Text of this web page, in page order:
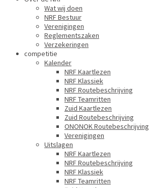
Wat wij doen
NRF Bestuur
Verenigingen
Reglementszaken
Verzekeringen
competitie
Kalender
NRF Kaartlezen
NRF Klassiek
NRF Routebeschrijving
NRF Teamritten
Zuid Kaartlezen
Zuid Routebeschrijving
ONONOK Routebeschrijving
Verenigingen
Uitslagen
NRF Kaartlezen
NRF Routebeschrijving
NRF Klassiek
NRF Teamritten